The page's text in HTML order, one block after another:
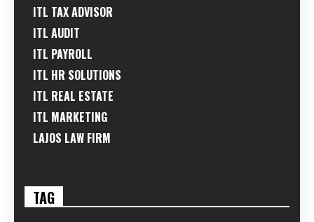
ITL TAX ADVISOR
ITL AUDIT
ITL PAYROLL
ITL HR SOLUTIONS
ITL REAL ESTATE
ITL MARKETING
LAJOS LAW FIRM
TAG